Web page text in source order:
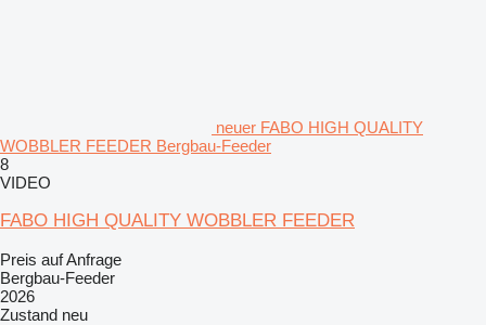
neuer FABO HIGH QUALITY
WOBBLER FEEDER Bergbau-Feeder
8
VIDEO
FABO HIGH QUALITY WOBBLER FEEDER
Preis auf Anfrage
Bergbau-Feeder
2026
Zustand neu